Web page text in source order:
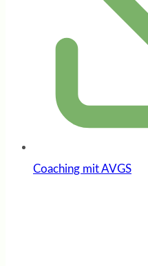
Coaching mit AVGS